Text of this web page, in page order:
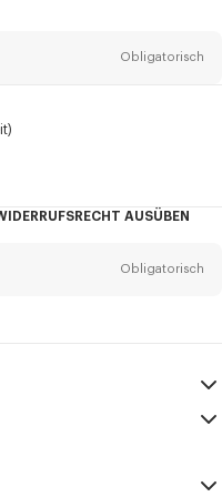
Obligatorisch
werden können,
AUSÜBEN
Obligatorisch